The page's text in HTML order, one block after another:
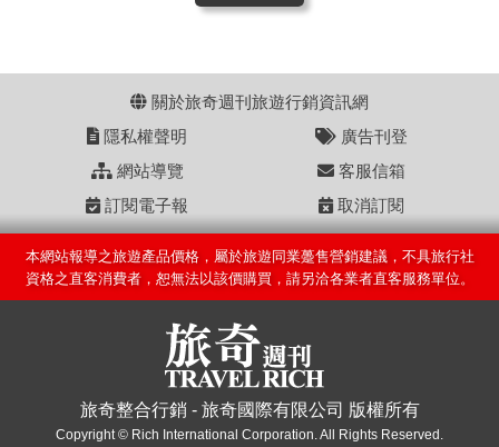
關於旅奇週刊旅遊行銷資訊網
隱私權聲明
廣告刊登
網站導覽
客服信箱
訂閱電子報
取消訂閱
本網站報導之旅遊產品價格，屬於旅遊同業躉售營銷建議，不具旅行社
資格之直客消費者，恕無法以該價購買，請另洽各業者直客服務單位。
旅奇整合行銷 - 旅奇國際有限公司 版權所有
Copyright © Rich International Corporation. All Rights Reserved.